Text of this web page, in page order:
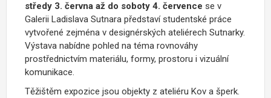
středy 3. června až do soboty 4. července se v
Galerii Ladislava Sutnara představí studentské práce
vytvořené zejména v designérských ateliérech Sutnarky.
Výstava nabídne pohled na téma rovnováhy
prostřednictvím materiálu, formy, prostoru i vizuální
komunikace.
Těžištěm expozice jsou objekty z ateliéru Kov a šperk.